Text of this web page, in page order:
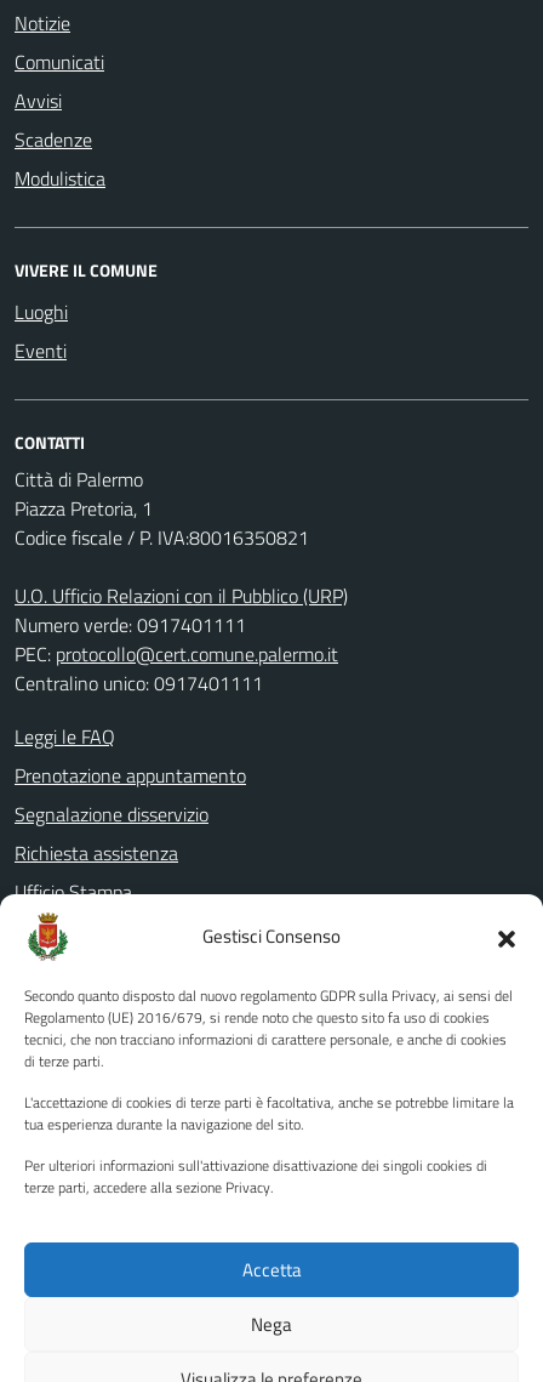
Gestisci Consenso
Secondo quanto disposto dal nuovo regolamento GDPR sulla Privacy, ai sensi del
Regolamento (UE) 2016/679, si rende noto che questo sito fa uso di cookies
tecnici, che non tracciano informazioni di carattere personale, e anche di cookies
di terze parti.
L'accettazione di cookies di terze parti è facoltativa, anche se potrebbe limitare la
tua esperienza durante la navigazione del sito.
Per ulteriori informazioni sull'attivazione disattivazione dei singoli cookies di
terze parti, accedere alla sezione Privacy.
Accetta
Nega
Notizie
Comunicati
Avvisi
Scadenze
Modulistica
VIVERE IL COMUNE
Luoghi
Eventi
CONTATTI
Città di Palermo
Piazza Pretoria, 1
Codice fiscale / P. IVA:80016350821
U.O. Ufficio Relazioni con il Pubblico (URP)
Numero verde: 0917401111
PEC: protocollo@cert.comune.palermo.it
Centralino unico: 0917401111
Leggi le FAQ
Prenotazione appuntamento
Segnalazione disservizio
Richiesta assistenza
Ufficio Stampa
Amministrazione Trasparente
Albo pretorio
Informativa privacy
Note legali
Piano di miglioramento del sito
Instagram